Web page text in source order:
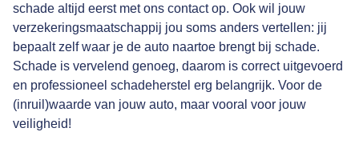
schade altijd eerst met ons contact op. Ook wil jouw
verzekeringsmaatschappij jou soms anders vertellen: jij
bepaalt zelf waar je de auto naartoe brengt bij schade.
Schade is vervelend genoeg, daarom is correct uitgevoerd
en professioneel schadeherstel erg belangrijk. Voor de
(inruil)waarde van jouw auto, maar vooral voor jouw
veiligheid!